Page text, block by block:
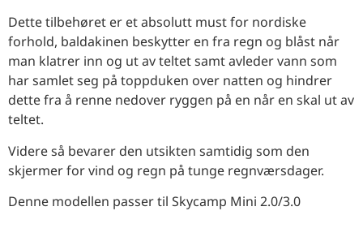
Dette tilbehøret er et absolutt must for nordiske
forhold, baldakinen beskytter en fra regn og blåst når
man klatrer inn og ut av teltet samt avleder vann som
har samlet seg på toppduken over natten og hindrer
dette fra å renne nedover ryggen på en når en skal ut av
teltet.
Videre så bevarer den utsikten samtidig som den
skjermer for vind og regn på tunge regnværsdager.
Denne modellen passer til Skycamp Mini 2.0/3.0